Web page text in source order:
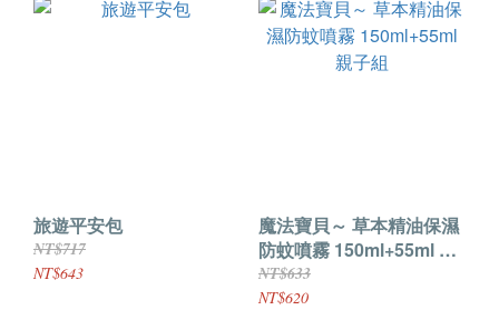
旅遊平安包
NT$717
NT$643
魔法寶貝～ 草本精油保濕
防蚊噴霧 150ml+55ml 親
子組
NT$633
NT$620